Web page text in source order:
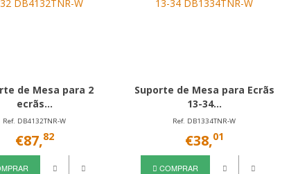
de Mesa para 2
ecrãs...
Ref. DB4132TNR-W
€87,82
Suporte de Mesa para Ecrãs
13-34...
Ref. DB1334TNR-W
€38,01
COMPRAR